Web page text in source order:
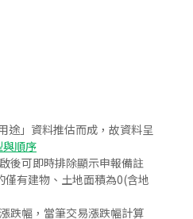
途」資料推估而成，故資料呈
順序
後可即時排除顯示申報備註
有建物、土地面積為0(含地
跌幅，當筆交易漲跌幅計算